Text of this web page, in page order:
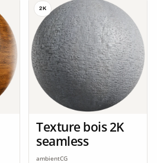
2K
Texture bois 2K
seamless
ambientCG